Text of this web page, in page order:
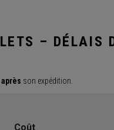
– DÉLAIS
après son expédition.
Coût